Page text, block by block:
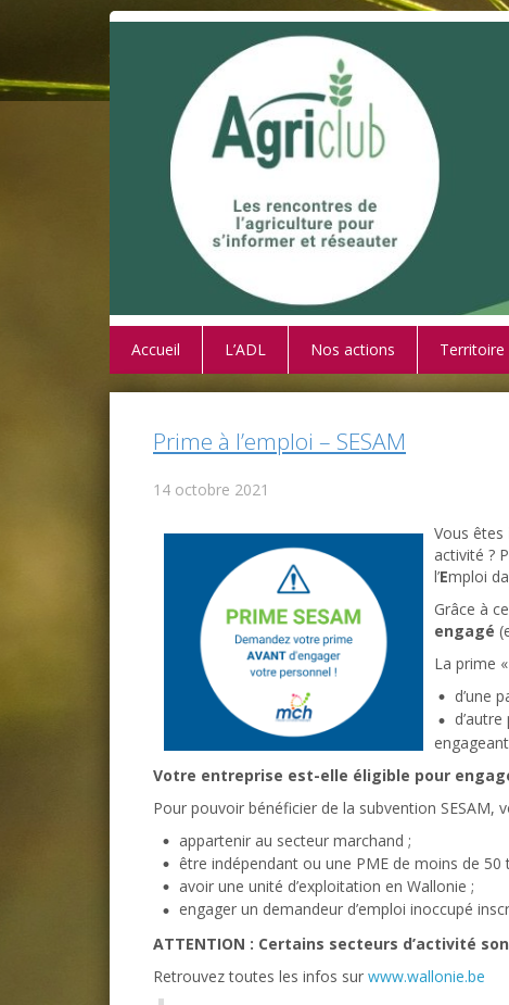
Accueil L’ADL Nos actions Territoire
Prime à l’emploi – SESAM
14 octobre 2021
Vous êtes
activité ?
l’Emploi
Grâce à
engagé
La prime
d’une
Votre entreprise est-elle éligible pour
Pour pouvoir bénéficier de la subvention SESAM,
appartenir au secteur marchand ;
être indépendant ou une PME de moins de 50
avoir une unité d’exploitation en Wallonie ;
engager un demandeur d’emploi inoccupé
ATTENTION : Certains secteurs d’activité
Retrouvez toutes les infos sur www.wallonie.be